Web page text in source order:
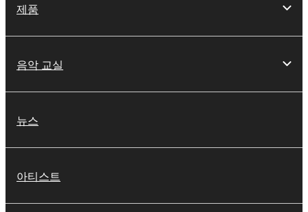
제품
음악 교실
뉴스
아티스트